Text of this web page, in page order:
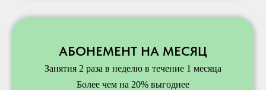
АБОНЕМЕНТ НА МЕСЯЦ
Занятия 2 раза в неделю в течение 1 месяца
Более чем на 20% выгоднее